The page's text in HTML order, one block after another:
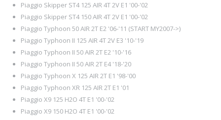
Piaggio Skipper ST4 125 AIR 4T 2V E1 '00-'02
Piaggio Skipper ST4 150 AIR 4T 2V E1 '00-'02
Piaggio Typhoon 50 AIR 2T E2 '06-'11 (START MY2007->)
Piaggio Typhoon II 125 AIR 4T 2V E3 '10-'19
Piaggio Typhoon II 50 AIR 2T E2 '10-'16
Piaggio Typhoon II 50 AIR 2T E4 '18-'20
Piaggio Typhoon X 125 AIR 2T E1 '98-'00
Piaggio Typhoon XR 125 AIR 2T E1 '01
Piaggio X9 125 H2O 4T E1 '00-'02
Piaggio X9 150 H2O 4T E1 '00-'02